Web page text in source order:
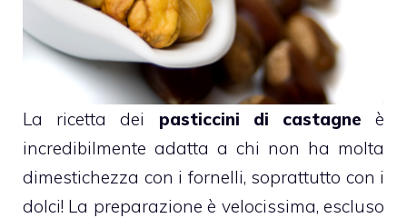
La ricetta dei pasticcini di castagne è
incredibilmente adatta a chi non ha molta
dimestichezza con i fornelli, soprattutto con i
dolci! La preparazione è velocissima, escluso